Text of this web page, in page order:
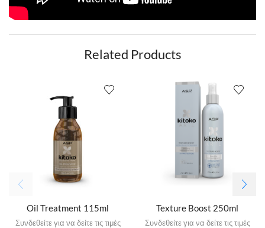
Related Products
Oil Treatment 115ml
Συνδεθείτε για να δείτε τις τιμές
Texture Boost 250ml
Συνδεθείτε για να δείτε τις τιμές